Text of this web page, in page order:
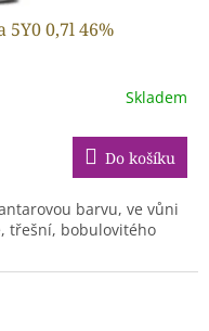
5Y0 0,7l 46%
Skladem
Do košíku
barvu, ve vůni
třešní, bobulovitého